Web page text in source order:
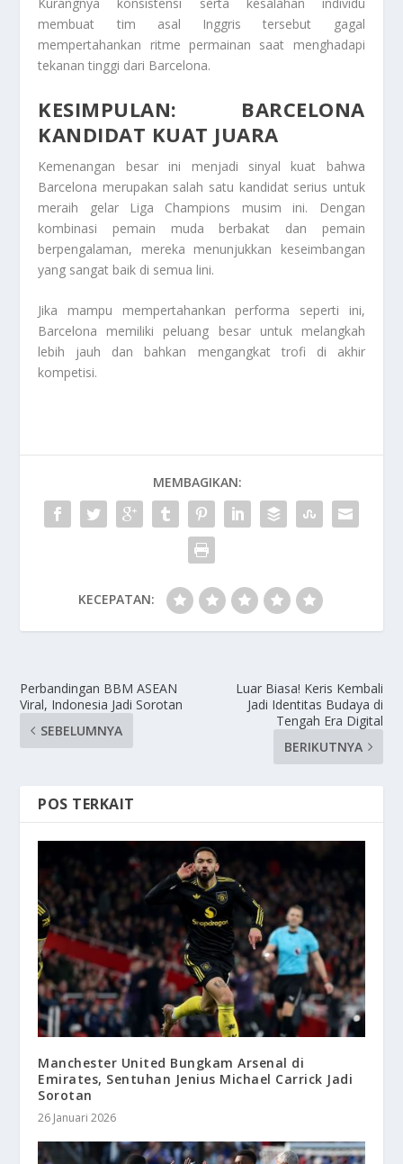
Kurangnya konsistensi serta kesalahan individu
membuat tim asal Inggris tersebut gagal
mempertahankan ritme permainan saat menghadapi
tekanan tinggi dari Barcelona.
KESIMPULAN: BARCELONA
KANDIDAT KUAT JUARA
Kemenangan besar ini menjadi sinyal kuat bahwa
Barcelona merupakan salah satu kandidat serius untuk
meraih gelar Liga Champions musim ini. Dengan
kombinasi pemain muda berbakat dan pemain
berpengalaman, mereka menunjukkan keseimbangan
yang sangat baik di semua lini.
Jika mampu mempertahankan performa seperti ini,
Barcelona memiliki peluang besar untuk melangkah
lebih jauh dan bahkan mengangkat trofi di akhir
kompetisi.
MEMBAGIKAN:
KECEPATAN:
Perbandingan BBM ASEAN
Viral, Indonesia Jadi Sorotan
SEBELUMNYA
Luar Biasa! Keris Kembali
Jadi Identitas Budaya di
Tengah Era Digital
BERIKUTNYA
POS TERKAIT
Manchester United Bungkam Arsenal di
Emirates, Sentuhan Jenius Michael Carrick Jadi
Sorotan
26 Januari 2026